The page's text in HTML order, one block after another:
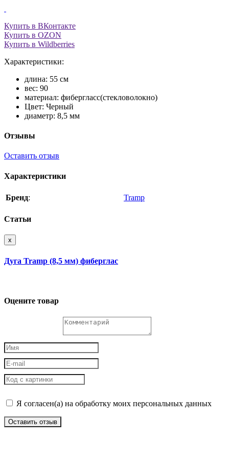
Купить в ВКонтакте
Купить в OZON
Купить в Wildberries
Характеристики:
длина: 55 см
вес: 90
материал: фибергласс(стекловолокно)
Цвет: Черный
диаметр: 8,5 мм
Отзывы
Оставить отзыв
Характеристики
Бренд: Tramp
Статьи
x
Дуга Tramp (8,5 мм) фиберглас
Оцените товар
Я согласен(а) на обработку моих персональных данных
Оставить отзыв